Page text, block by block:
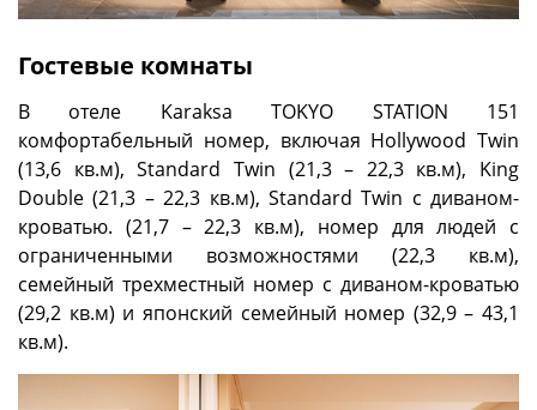
Гостевые комнаты
В отеле Karaksa TOKYO STATION 151
комфортабельный номер, включая Hollywood Twin
(13,6 кв.м), Standard Twin (21,3 – 22,3 кв.м), King
Double (21,3 – 22,3 кв.м), Standard Twin с диваном-
кроватью. (21,7 – 22,3 кв.м), номер для людей с
ограниченными возможностями (22,3 кв.м),
семейный трехместный номер с диваном-кроватью
(29,2 кв.м) и японский семейный номер (32,9 – 43,1
кв.м).